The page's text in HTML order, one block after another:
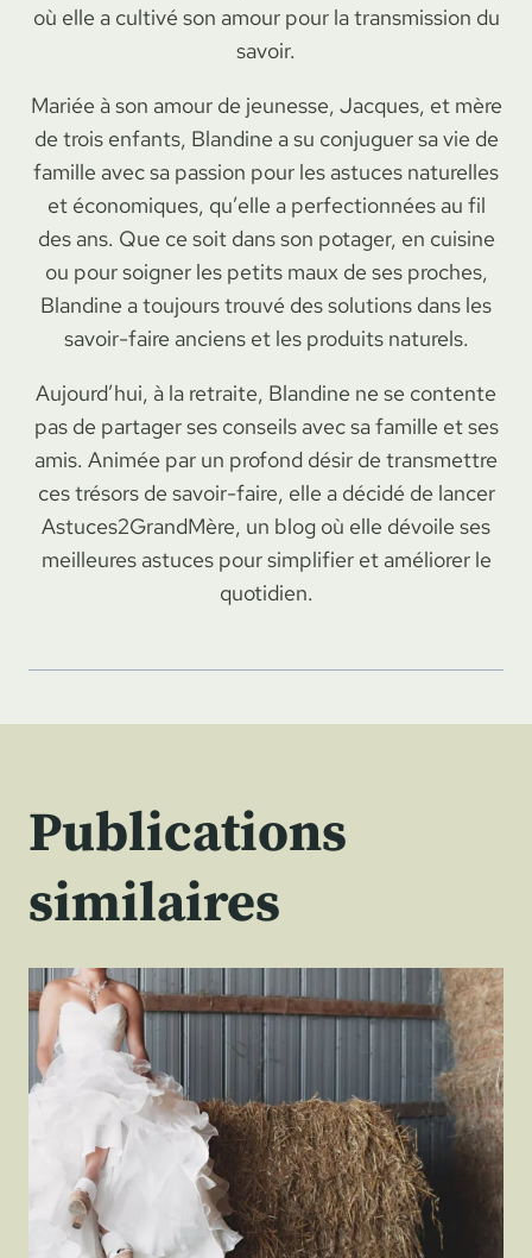
où elle a cultivé son amour pour la transmission du
savoir.
Mariée à son amour de jeunesse, Jacques, et mère
de trois enfants, Blandine a su conjuguer sa vie de
famille avec sa passion pour les astuces naturelles
et économiques, qu’elle a perfectionnées au fil
des ans. Que ce soit dans son potager, en cuisine
ou pour soigner les petits maux de ses proches,
Blandine a toujours trouvé des solutions dans les
savoir-faire anciens et les produits naturels.
Aujourd’hui, à la retraite, Blandine ne se contente
pas de partager ses conseils avec sa famille et ses
amis. Animée par un profond désir de transmettre
ces trésors de savoir-faire, elle a décidé de lancer
Astuces2GrandMère, un blog où elle dévoile ses
meilleures astuces pour simplifier et améliorer le
quotidien.
Publications
similaires